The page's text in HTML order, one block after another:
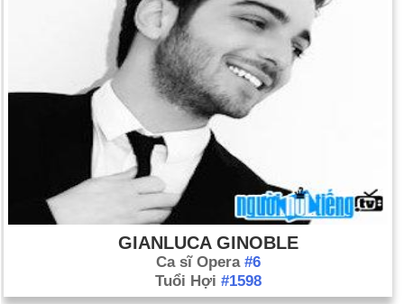
GIANLUCA GINOBLE
Ca sĩ Opera #6
Tuổi Hợi #1598